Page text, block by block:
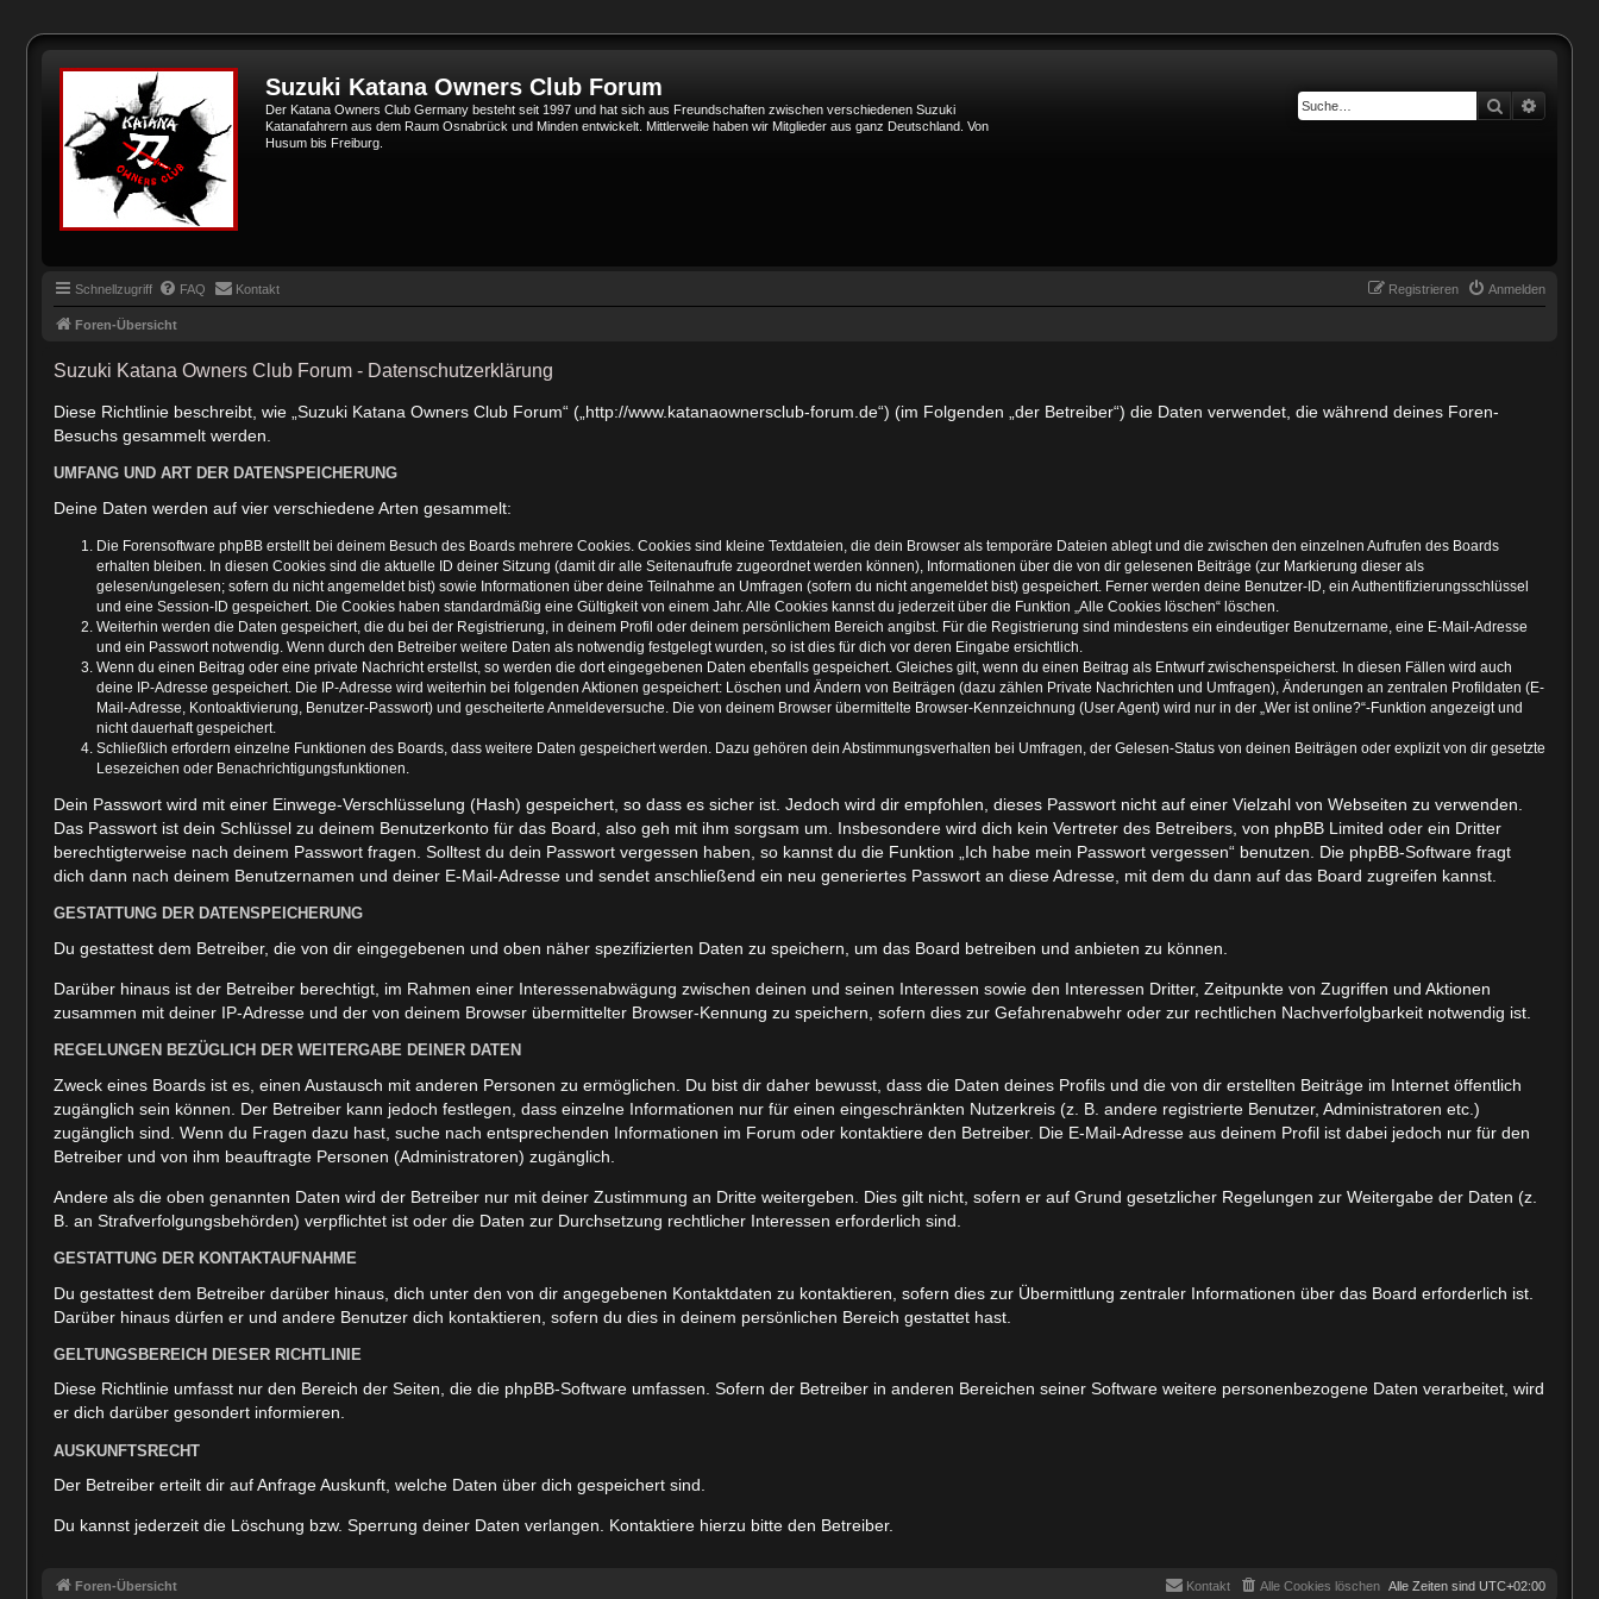
Suzuki Katana Owners Club Forum
Der Katana Owners Club Germany besteht seit 1997 und hat sich aus Freundschaften zwischen verschiedenen Suzuki
Katanafahrern aus dem Raum Osnabrück und Minden entwickelt. Mittlerweile haben wir Mitglieder aus ganz Deutschland. Von
Husum bis Freiburg.
Suche
Schnellzugriff FAQ Kontakt Anmelden
Registrieren
Foren-Übersicht
Suzuki Katana Owners Club Forum - Datenschutzerklärung
Diese Richtlinie beschreibt, wie „Suzuki Katana Owners Club Forum“ („http://www.katanaownersclub-forum.de“) (im Folgenden „der Betreiber“) die Daten verwendet, die während deines Foren-
Besuchs gesammelt werden.
UMFANG UND ART DER DATENSPEICHERUNG
Deine Daten werden auf vier verschiedene Arten gesammelt:
Die Forensoftware phpBB erstellt bei deinem Besuch des Boards mehrere Cookies. Cookies sind kleine Textdateien, die dein Browser als temporäre Dateien ablegt und die zwischen den einzelnen Aufrufen des Boards
erhalten bleiben. In diesen Cookies sind die aktuelle ID deiner Sitzung (damit dir alle Seitenaufrufe zugeordnet werden können), Informationen über die von dir gelesenen Beiträge (zur Markierung dieser als
gelesen/ungelesen; sofern du nicht angemeldet bist) sowie Informationen über deine Teilnahme an Umfragen (sofern du nicht angemeldet bist) gespeichert. Ferner werden deine Benutzer-ID, ein Authentifizierungsschlüssel
und eine Session-ID gespeichert. Die Cookies haben standardmäßig eine Gültigkeit von einem Jahr. Alle Cookies kannst du jederzeit über die Funktion „Alle Cookies löschen“ löschen.
Weiterhin werden die Daten gespeichert, die du bei der Registrierung, in deinem Profil oder deinem persönlichem Bereich angibst. Für die Registrierung sind mindestens ein eindeutiger Benutzername, eine E-Mail-Adresse
und ein Passwort notwendig. Wenn durch den Betreiber weitere Daten als notwendig festgelegt wurden, so ist dies für dich vor deren Eingabe ersichtlich.
Wenn du einen Beitrag oder eine private Nachricht erstellst, so werden die dort eingegebenen Daten ebenfalls gespeichert. Gleiches gilt, wenn du einen Beitrag als Entwurf zwischenspeicherst. In diesen Fällen wird auch
deine IP-Adresse gespeichert. Die IP-Adresse wird weiterhin bei folgenden Aktionen gespeichert: Löschen und Ändern von Beiträgen (dazu zählen Private Nachrichten und Umfragen), Änderungen an zentralen Profildaten (E-
Mail-Adresse, Kontoaktivierung, Benutzer-Passwort) und gescheiterte Anmeldeversuche. Die von deinem Browser übermittelte Browser-Kennzeichnung (User Agent) wird nur in der „Wer ist online?“-Funktion angezeigt und
nicht dauerhaft gespeichert.
Schließlich erfordern einzelne Funktionen des Boards, dass weitere Daten gespeichert werden. Dazu gehören dein Abstimmungsverhalten bei Umfragen, der Gelesen-Status von deinen Beiträgen oder explizit von dir gesetzte
Lesezeichen oder Benachrichtigungsfunktionen.
Dein Passwort wird mit einer Einwege-Verschlüsselung (Hash) gespeichert, so dass es sicher ist. Jedoch wird dir empfohlen, dieses Passwort nicht auf einer Vielzahl von Webseiten zu verwenden.
Das Passwort ist dein Schlüssel zu deinem Benutzerkonto für das Board, also geh mit ihm sorgsam um. Insbesondere wird dich kein Vertreter des Betreibers, von phpBB Limited oder ein Dritter
berechtigterweise nach deinem Passwort fragen. Solltest du dein Passwort vergessen haben, so kannst du die Funktion „Ich habe mein Passwort vergessen“ benutzen. Die phpBB-Software fragt
dich dann nach deinem Benutzernamen und deiner E-Mail-Adresse und sendet anschließend ein neu generiertes Passwort an diese Adresse, mit dem du dann auf das Board zugreifen kannst.
GESTATTUNG DER DATENSPEICHERUNG
Du gestattest dem Betreiber, die von dir eingegebenen und oben näher spezifizierten Daten zu speichern, um das Board betreiben und anbieten zu können.
Darüber hinaus ist der Betreiber berechtigt, im Rahmen einer Interessenabwägung zwischen deinen und seinen Interessen sowie den Interessen Dritter, Zeitpunkte von Zugriffen und Aktionen
zusammen mit deiner IP-Adresse und der von deinem Browser übermittelter Browser-Kennung zu speichern, sofern dies zur Gefahrenabwehr oder zur rechtlichen Nachverfolgbarkeit notwendig ist.
REGELUNGEN BEZÜGLICH DER WEITERGABE DEINER DATEN
Zweck eines Boards ist es, einen Austausch mit anderen Personen zu ermöglichen. Du bist dir daher bewusst, dass die Daten deines Profils und die von dir erstellten Beiträge im Internet öffentlich
zugänglich sein können. Der Betreiber kann jedoch festlegen, dass einzelne Informationen nur für einen eingeschränkten Nutzerkreis (z. B. andere registrierte Benutzer, Administratoren etc.)
zugänglich sind. Wenn du Fragen dazu hast, suche nach entsprechenden Informationen im Forum oder kontaktiere den Betreiber. Die E-Mail-Adresse aus deinem Profil ist dabei jedoch nur für den
Betreiber und von ihm beauftragte Personen (Administratoren) zugänglich.
Andere als die oben genannten Daten wird der Betreiber nur mit deiner Zustimmung an Dritte weitergeben. Dies gilt nicht, sofern er auf Grund gesetzlicher Regelungen zur Weitergabe der Daten (z.
B. an Strafverfolgungsbehörden) verpflichtet ist oder die Daten zur Durchsetzung rechtlicher Interessen erforderlich sind.
GESTATTUNG DER KONTAKTAUFNAHME
Du gestattest dem Betreiber darüber hinaus, dich unter den von dir angegebenen Kontaktdaten zu kontaktieren, sofern dies zur Übermittlung zentraler Informationen über das Board erforderlich ist.
Darüber hinaus dürfen er und andere Benutzer dich kontaktieren, sofern du dies in deinem persönlichen Bereich gestattet hast.
GELTUNGSBEREICH DIESER RICHTLINIE
Diese Richtlinie umfasst nur den Bereich der Seiten, die die phpBB-Software umfassen. Sofern der Betreiber in anderen Bereichen seiner Software weitere personenbezogene Daten verarbeitet, wird
er dich darüber gesondert informieren.
AUSKUNFTSRECHT
Der Betreiber erteilt dir auf Anfrage Auskunft, welche Daten über dich gespeichert sind.
Du kannst jederzeit die Löschung bzw. Sperrung deiner Daten verlangen. Kontaktiere hierzu bitte den Betreiber.
Foren-Übersicht Alle Zeiten sind UTC+02:00
Alle Cookies löschen
Kontakt